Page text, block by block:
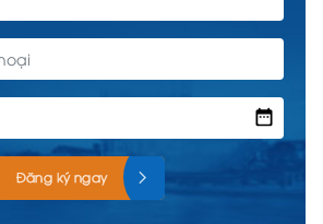
Đăng ký ngay